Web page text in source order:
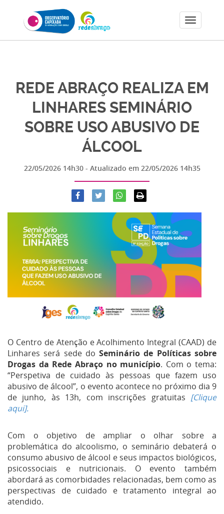
REDE ABRAÇO REALIZA EM
LINHARES SEMINÁRIO
SOBRE USO ABUSIVO DE
ÁLCOOL
22/05/2026 14h30 - Atualizado em 22/05/2026 14h35
O Centro de Atenção e Acolhimento Integral (CAAD) de
Linhares será sede doSeminário de Políticas sobre
Drogas da Rede Abraço no município. Com o tema:
“Perspetiva de cuidado às pessoas que fazem uso
abusivo de álcool”, o evento acontece no próximo dia 9
de junho, às 13h, com inscrições gratuitas [Clique
aqui].
Com o objetivo de ampliar o olhar sobre a
problemática do alcoolismo, o seminário debaterá o
consumo abusivo de álcool e seus impactos biológicos,
psicossociais e nutricionais. O evento também
abordará as comorbidades relacionadas, bem como as
perspectivas de cuidado e tratamento integral ao
atendido.